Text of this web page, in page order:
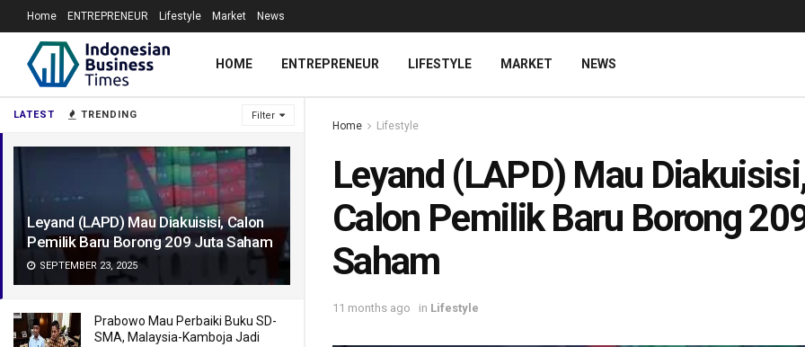
LATEST TRENDING Filter
Leyand (LAPD) Mau Diakuisisi, Calon
Pemilik Baru Borong 209 Juta Saham
SEPTEMBER 23, 2025
Prabowo Mau Perbaiki Buku SD-
SMA, Malaysia-Kamboja Jadi
Home ENTREPRENEUR Lifestyle Market News
HOME ENTREPRENEUR LIFESTYLE MARKET NEWS
Home Lifestyle
Leyand (LAPD) Mau
Calon Pemilik Baru Borong
Saham
11 months ago in Lifestyle